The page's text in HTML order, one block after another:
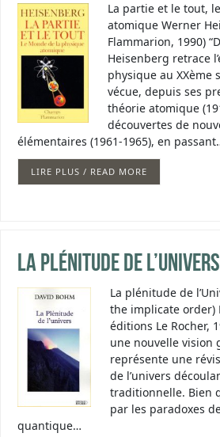
La partie et le tout,
atomique Werner
Flammarion, 1990)
Heisenberg retrace
physique au XXème
vécue, depuis ses
théorie atomique
découvertes de
élémentaires (1961-1965), en
LIRE PLUS / READ MORE
La plénitude de l’Univers
La plénitude de
the implicate order)
éditions Le Rocher,
une nouvelle vision
représente une
de l’univers
traditionnelle. Bien
par les paradoxes
quantique…